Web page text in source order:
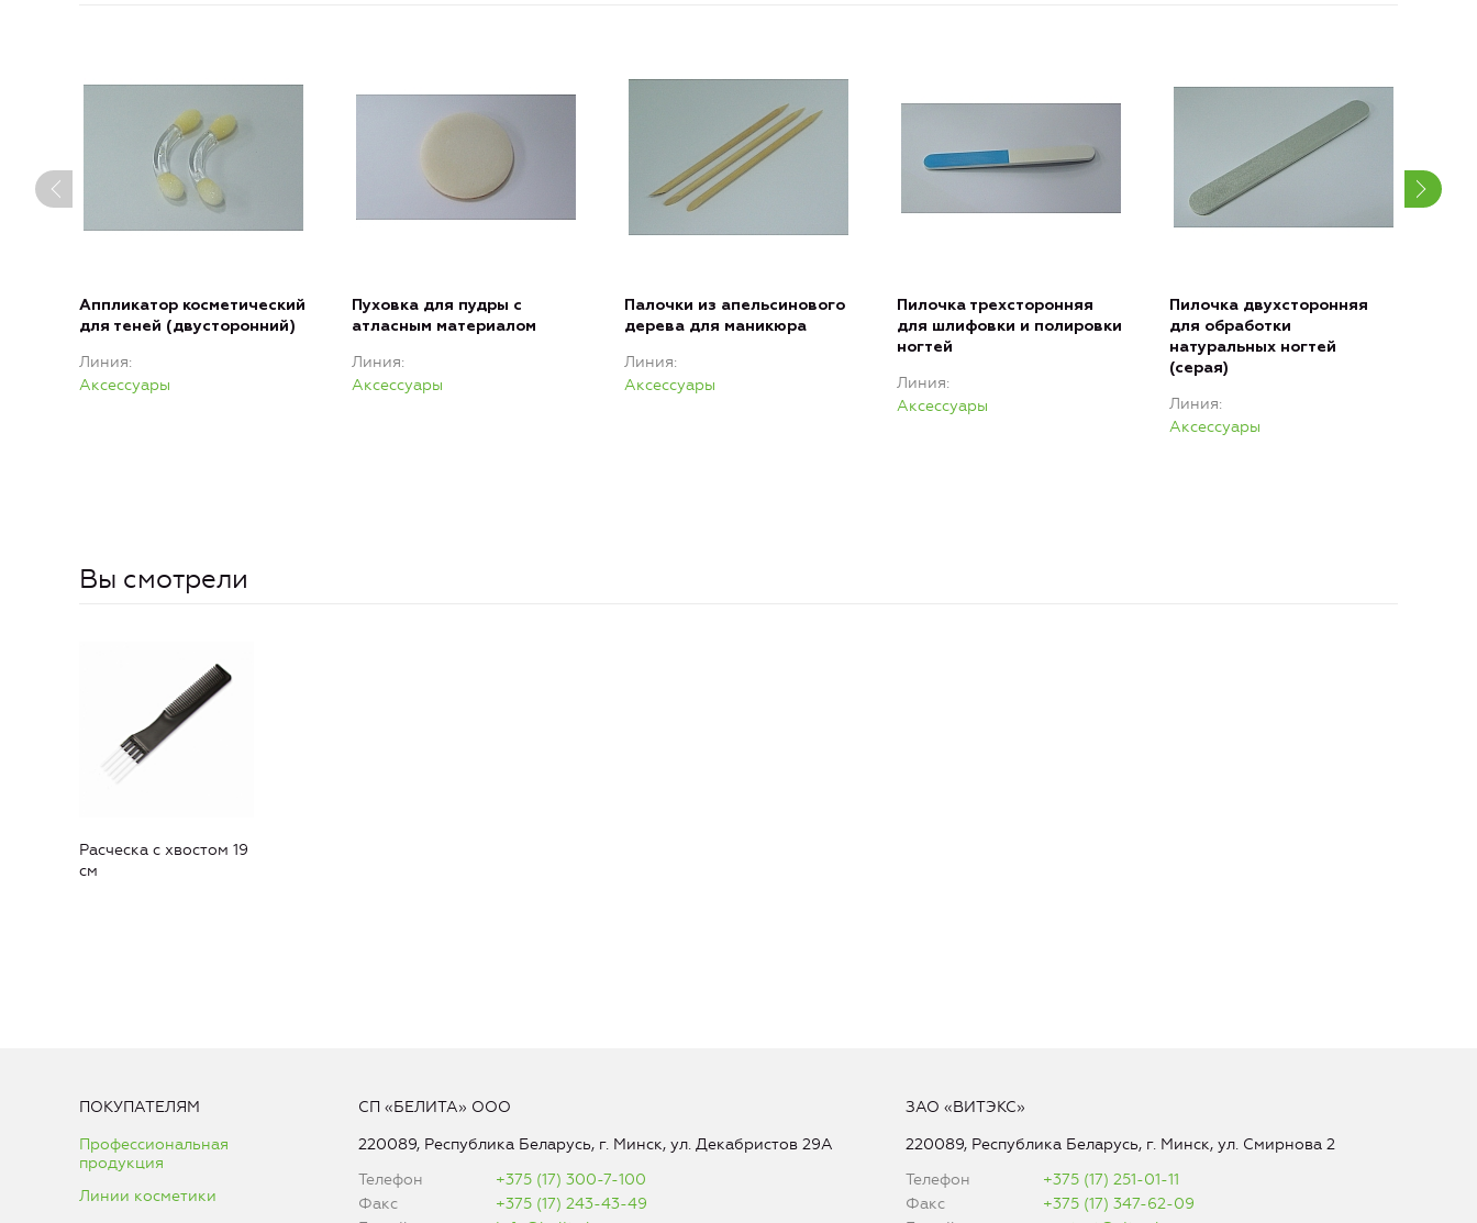
Аппликатор косметический
для теней (двусторонний)
Линия
Аксессуары
Пуховка для пудры с
атласным материалом
Линия
Аксессуары
Палочки из апельсинового
дерева для маникюра
Линия
Аксессуары
Пилочка трехсторонняя
для шлифовки и полировки
ногтей
Линия
Аксессуары
Пилочка двухсторонняя
для обработки
натуральных ногтей
(серая)
Линия
Аксессуары
Вы смотрели
Расческа с хвостом 19
см
ПОКУПАТЕЛЯМ
Профессиональная
продукция
Линии косметики
СП «БЕЛИТА» ООО
220089, Республика Беларусь, г. Минск, ул. Декабристов 29А
Телефон
+375 (17) 300-7-100
Факс
+375 (17) 243-43-49
ЗАО «ВИТЭКС»
220089, Республика Беларусь, г. Минск, ул. Смирнова 2
Телефон
+375 (17) 251-01-11
Факс
+375 (17) 347-62-09